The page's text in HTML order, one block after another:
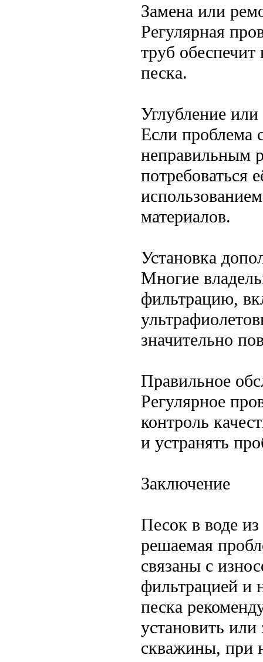
Замена или
Регулярная
труб
песка.
Углубление
Если проблема
неправильным
потребоваться
материалов.
Установка
Многие
фильтрацию,
значительно
Правильное
Регулярное
контроль
и устранять
Заключение
Песок в воде
решаемая
связаны с
фильтрацией и
песка
установить
скважины, при